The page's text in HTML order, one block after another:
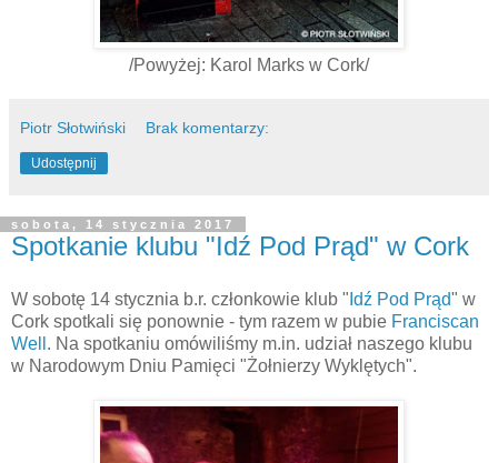
/Powyżej: Karol Marks w Cork/
Piotr Słotwiński Brak komentarzy:
Udostępnij
sobota, 14 stycznia 2017
Spotkanie klubu "Idź Pod Prąd" w Cork
W sobotę 14 stycznia b.r. członkowie klub " Idź Pod Prąd" w
Cork spotkali się ponownie - tym razem w pubie Franciscan
Well . Na spotkaniu omówiliśmy m.in. udział naszego klubu
w Narodowym Dniu Pamięci "Żołnierzy Wyklętych".